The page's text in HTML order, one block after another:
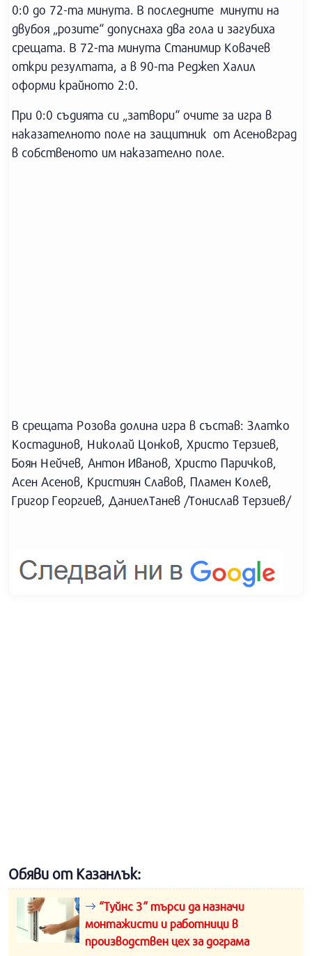
0:0 до 72-та минута. В последните минути на
двубоя „розите“ допуснаха два гола и загубиха
срещата. В 72-та минута Станимир Ковачев
откри резултата, а в 90-та Реджеп Халил
оформи крайното 2:0.
При 0:0 съдията си „затвори“ очите за игра в
наказателното поле на защитник от Асеновград
в собственото им наказателно поле.
В срещата Розова долина игра в състав: Златко
Костадинов, Николай Цонков, Христо Терзиев,
Боян Нейчев, Антон Иванов, Христо Паричков,
Асен Асенов, Кристиян Славов, Пламен Колев,
Григор Георгиев, ДаниелТанев /Тонислав Терзиев/
Обяви от Казанлък:
“Туйнс 3“ търси да назначи
монтажисти и работници в
производствен цех за дограма